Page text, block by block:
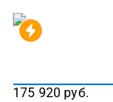
175 920 руб.